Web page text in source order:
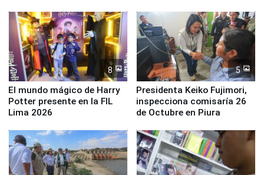
la UGEL 2
Derecho Colectivo"
8
El mundo mágico de Harry
Potter presente en la FIL
Lima 2026
5
Presidenta Keiko Fujimori,
inspecciona comisaría 26
de Octubre en Piura